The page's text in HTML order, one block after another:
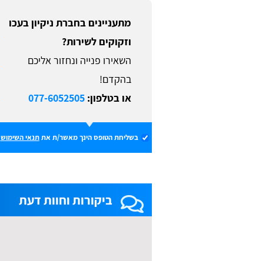
מתעניינים בחברת ניקיון בעכו
וזקוקים לשירות?
השאירו פנייה ונחזור אליכם
בהקדם!
או בטלפון:077-6052505
בשליחת הטופס הינך מאשר/ת אתתנאי השימוש
ביקורות וחוות דעת